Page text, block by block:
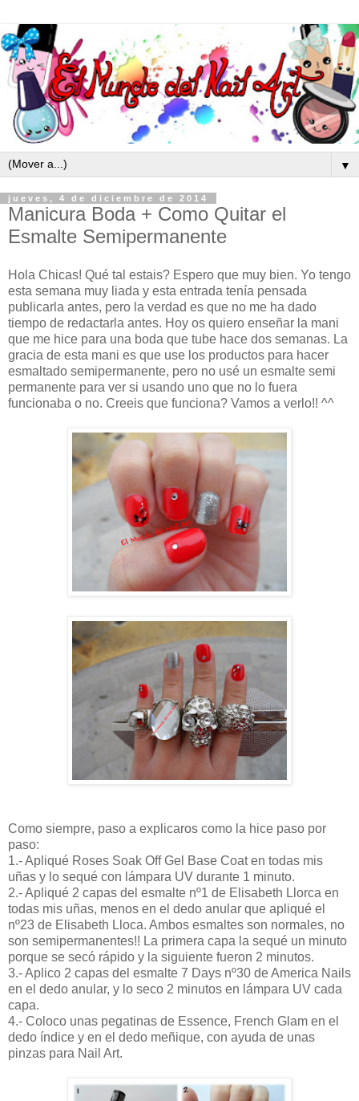
▼
jueves, 4 de diciembre de 2014
Manicura Boda + Como Quitar el
Esmalte Semipermanente
Hola Chicas! Qué tal estais? Espero que muy bien. Yo tengo
esta semana muy liada y esta entrada tenía pensada
publicarla antes, pero la verdad es que no me ha dado
tiempo de redactarla antes. Hoy os quiero enseñar la mani
que me hice para una boda que tube hace dos semanas. La
gracia de esta mani es que use los productos para hacer
esmaltado semipermanente, pero no usé un esmalte semi
permanente para ver si usando uno que no lo fuera
funcionaba o no. Creeis que funciona? Vamos a verlo!! ^^
Como siempre, paso a explicaros como la hice paso por
paso:
1.- Apliqué Roses Soak Off Gel Base Coat en todas mis
uñas y lo sequé con lámpara UV durante 1 minuto.
2.- Apliqué 2 capas del esmalte nº1 de Elisabeth Llorca en
todas mis uñas, menos en el dedo anular que apliqué el
nº23 de Elisabeth Lloca. Ambos esmaltes son normales, no
son semipermanentes!! La primera capa la sequé un minuto
porque se secó rápido y la siguiente fueron 2 minutos.
3.- Aplico 2 capas del esmalte 7 Days nº30 de America Nails
en el dedo anular, y lo seco 2 minutos en lámpara UV cada
capa.
4.- Coloco unas pegatinas de Essence, French Glam en el
dedo índice y en el dedo meñique, con ayuda de unas
pinzas para Nail Art.